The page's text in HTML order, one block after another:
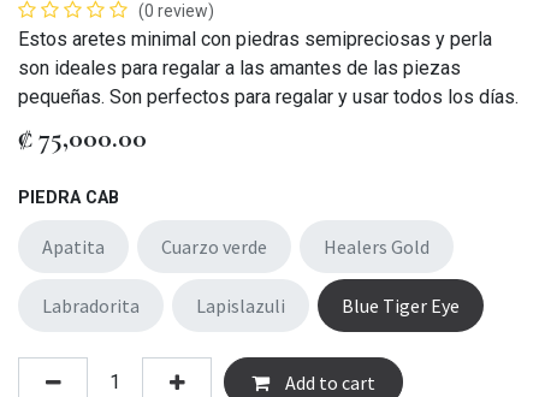
(0 review)
Estos aretes minimal con piedras semipreciosas y perla
son ideales para regalar a las amantes de las piezas
pequeñas. Son perfectos para regalar y usar todos los días.
₡75,000.00
PIEDRA CAB
Apatita Cuarzo verde Healers Gold
Labradorita Lapislazuli Blue Tiger Eye
Add to cart